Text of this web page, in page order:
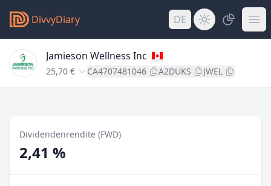
DivvyDiary DE
Jamieson Wellness Inc
25,70 € CA4707481046 A2DUKS JWEL
Dividendenrendite (FWD)
2,41 %